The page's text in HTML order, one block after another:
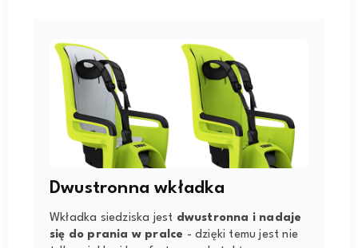
Dwustronna wkładka
Wkładka siedziska jest dwustronna i nadaje
się do prania w pralce - dzięki temu jest nie